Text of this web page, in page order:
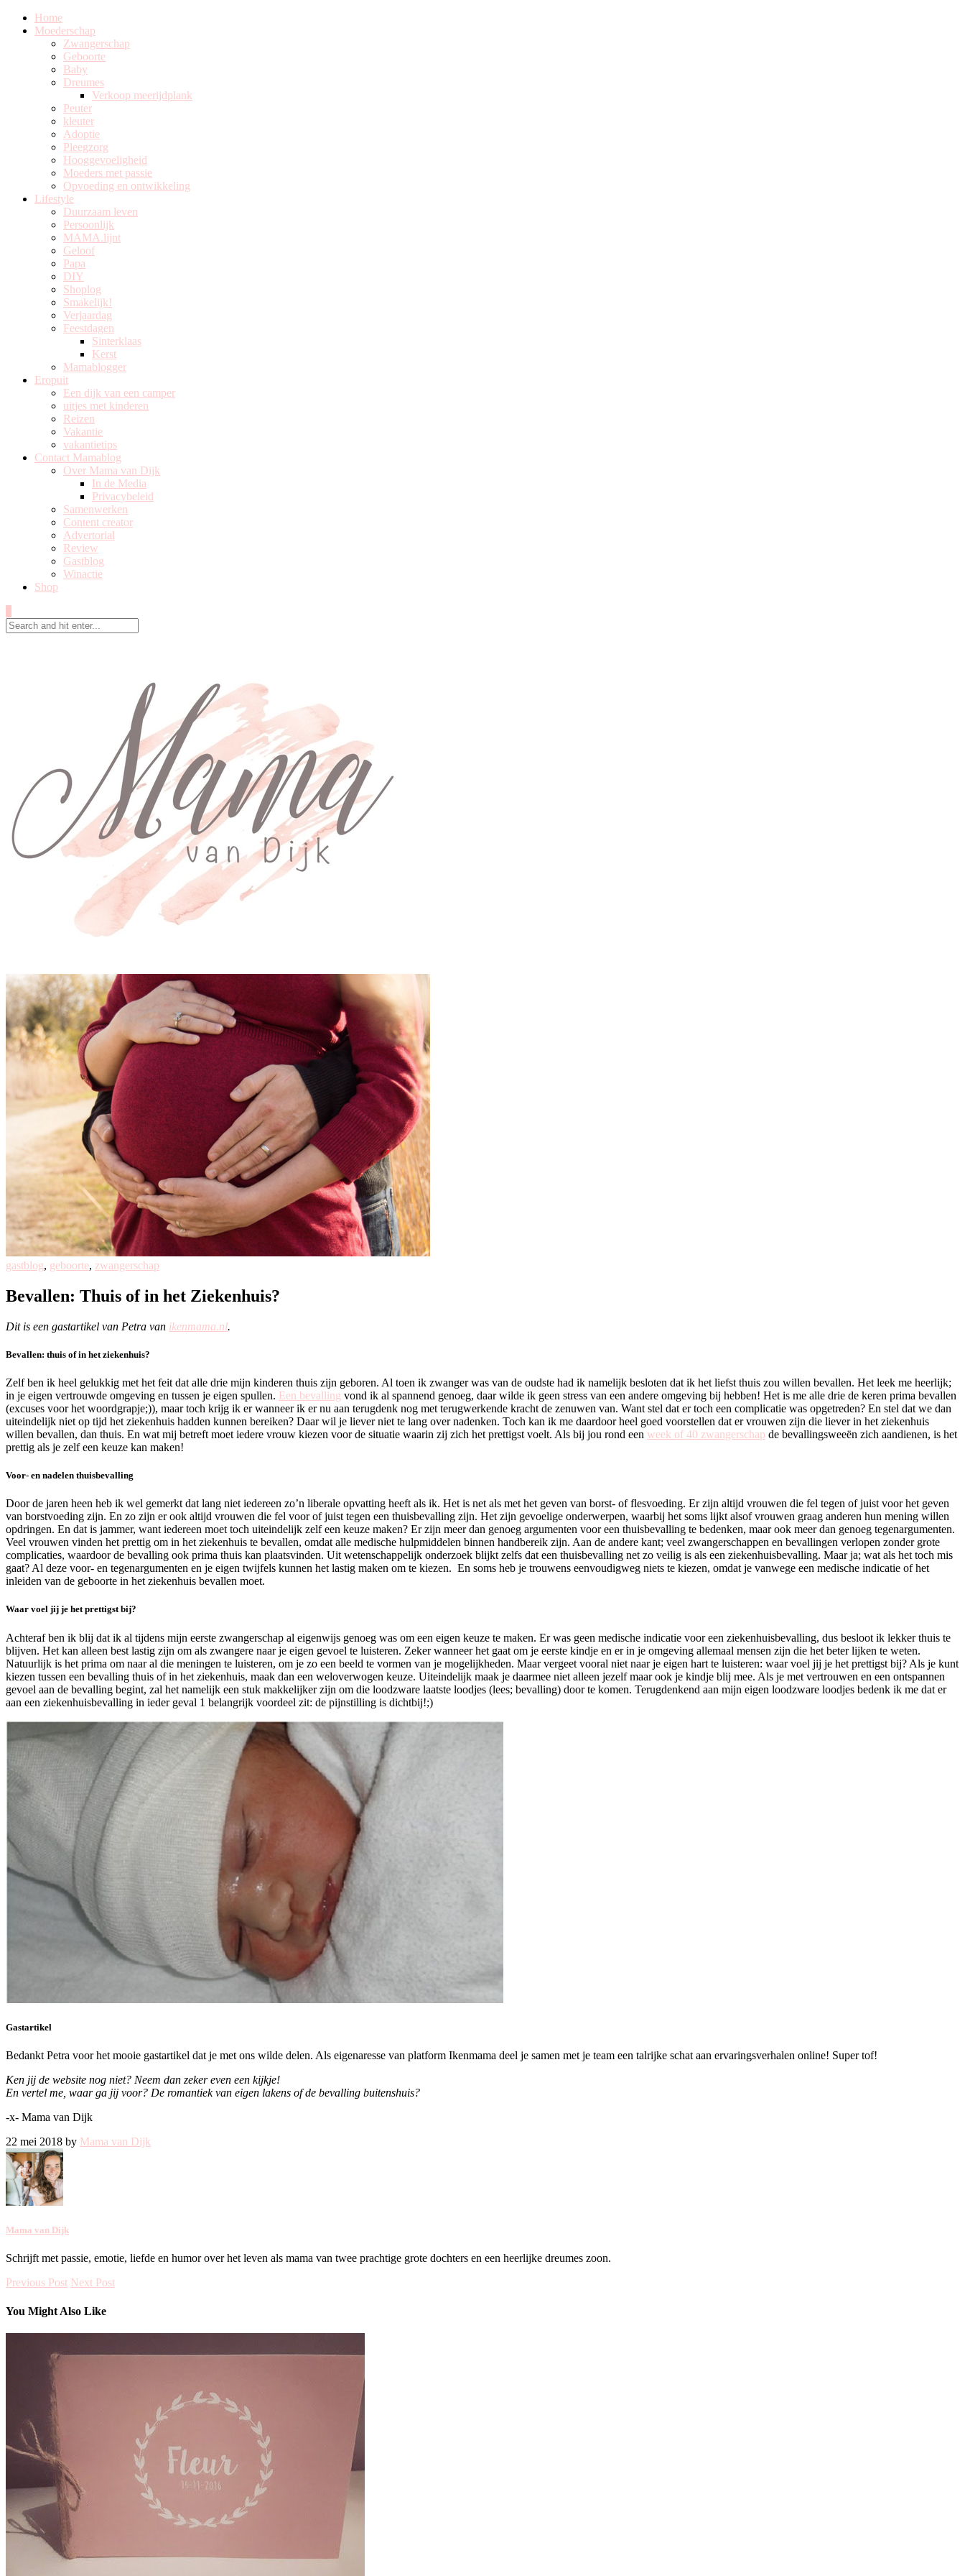
Home
Moederschap
Zwangerschap
Geboorte
Baby
Dreumes
Verkoop meerijdplank
Peuter
kleuter
Adoptie
Pleegzorg
Hooggevoeligheid
Moeders met passie
Opvoeding en ontwikkeling
Lifestyle
Duurzaam leven
Persoonlijk
MAMA.lijnt
Geloof
Papa
DIY
Shoplog
Smakelijk!
Verjaardag
Feestdagen
Sinterklaas
Kerst
Mamablogger
Eropuit
Een dijk van een camper
uitjes met kinderen
Reizen
Vakantie
vakantietips
Contact Mamablog
Over Mama van Dijk
In de Media
Privacybeleid
Samenwerken
Content creator
Advertorial
Review
Gastblog
Winactie
Shop
gastblog, geboorte, zwangerschap
Bevallen: Thuis of in het Ziekenhuis?
Dit is een gastartikel van Petra van ikenmama.nl.
Bevallen: thuis of in het ziekenhuis?
Zelf ben ik heel gelukkig met het feit dat alle drie mijn kinderen thuis zijn geboren. Al toen ik zwanger was van de oudste had ik namelijk besloten dat ik het liefst thuis zou willen bevallen. Het leek me heerlijk;
in je eigen vertrouwde omgeving en tussen je eigen spullen. Een bevalling vond ik al spannend genoeg, daar wilde ik geen stress van een andere omgeving bij hebben! Het is me alle drie de keren prima bevallen
(excuses voor het woordgrapje;)), maar toch krijg ik er wanneer ik er nu aan terugdenk nog met terugwerkende kracht de zenuwen van. Want stel dat er toch een complicatie was opgetreden? En stel dat we dan
uiteindelijk niet op tijd het ziekenhuis hadden kunnen bereiken? Daar wil je liever niet te lang over nadenken. Toch kan ik me daardoor heel goed voorstellen dat er vrouwen zijn die liever in het ziekenhuis
willen bevallen, dan thuis. En wat mij betreft moet iedere vrouw kiezen voor de situatie waarin zij zich het prettigst voelt. Als bij jou rond een week of 40 zwangerschap de bevallingsweeën zich aandienen, is het
prettig als je zelf een keuze kan maken!
Voor- en nadelen thuisbevalling
Door de jaren heen heb ik wel gemerkt dat lang niet iedereen zo’n liberale opvatting heeft als ik. Het is net als met het geven van borst- of flesvoeding. Er zijn altijd vrouwen die fel tegen of juist voor het geven
van borstvoeding zijn. En zo zijn er ook altijd vrouwen die fel voor of juist tegen een thuisbevalling zijn. Het zijn gevoelige onderwerpen, waarbij het soms lijkt alsof vrouwen graag anderen hun mening willen
opdringen. En dat is jammer, want iedereen moet toch uiteindelijk zelf een keuze maken? Er zijn meer dan genoeg argumenten voor een thuisbevalling te bedenken, maar ook meer dan genoeg tegenargumenten.
Veel vrouwen vinden het prettig om in het ziekenhuis te bevallen, omdat alle medische hulpmiddelen binnen handbereik zijn. Aan de andere kant; veel zwangerschappen en bevallingen verlopen zonder grote
complicaties, waardoor de bevalling ook prima thuis kan plaatsvinden. Uit wetenschappelijk onderzoek blijkt zelfs dat een thuisbevalling net zo veilig is als een ziekenhuisbevalling. Maar ja; wat als het toch mis
gaat? Al deze voor- en tegenargumenten en je eigen twijfels kunnen het lastig maken om te kiezen. En soms heb je trouwens eenvoudigweg niets te kiezen, omdat je vanwege een medische indicatie of het
inleiden van de geboorte in het ziekenhuis bevallen moet.
Waar voel jij je het prettigst bij?
Achteraf ben ik blij dat ik al tijdens mijn eerste zwangerschap al eigenwijs genoeg was om een eigen keuze te maken. Er was geen medische indicatie voor een ziekenhuisbevalling, dus besloot ik lekker thuis te
blijven. Het kan alleen best lastig zijn om als zwangere naar je eigen gevoel te luisteren. Zeker wanneer het gaat om je eerste kindje en er in je omgeving allemaal mensen zijn die het beter lijken te weten.
Natuurlijk is het prima om naar al die meningen te luisteren, om je zo een beeld te vormen van je mogelijkheden. Maar vergeet vooral niet naar je eigen hart te luisteren: waar voel jij je het prettigst bij? Als je kunt
kiezen tussen een bevalling thuis of in het ziekenhuis, maak dan een weloverwogen keuze. Uiteindelijk maak je daarmee niet alleen jezelf maar ook je kindje blij mee. Als je met vertrouwen en een ontspannen
gevoel aan de bevalling begint, zal het namelijk een stuk makkelijker zijn om die loodzware laatste loodjes (lees; bevalling) door te komen. Terugdenkend aan mijn eigen loodzware loodjes bedenk ik me dat er
aan een ziekenhuisbevalling in ieder geval 1 belangrijk voordeel zit: de pijnstilling is dichtbij!;)
Gastartikel
Bedankt Petra voor het mooie gastartikel dat je met ons wilde delen. Als eigenaresse van platform Ikenmama deel je samen met je team een talrijke schat aan ervaringsverhalen online! Super tof!
Ken jij de website nog niet? Neem dan zeker even een kijkje!
En vertel me, waar ga jij voor? De romantiek van eigen lakens of de bevalling buitenshuis?
-x- Mama van Dijk
22 mei 2018 by Mama van Dijk
Mama van Dijk
Schrijft met passie, emotie, liefde en humor over het leven als mama van twee prachtige grote dochters en een heerlijke dreumes zoon.
Previous Post Next Post
You Might Also Like